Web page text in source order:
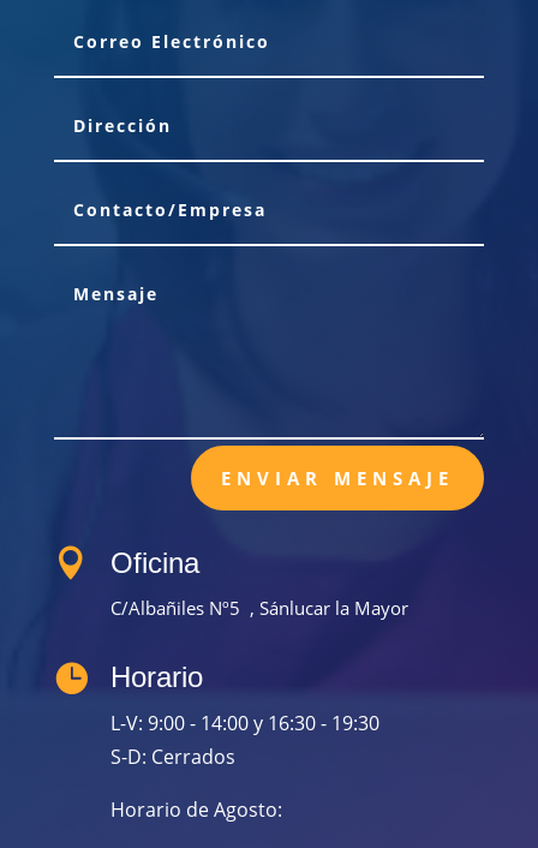
ENVIAR MENSAJE
 Oficina
C/Albañiles Nº5 , Sánlucar la Mayor
 Horario
L-V: 9:00 - 14:00 y 16:30 - 19:30
S-D: Cerrados
Horario de Agosto: